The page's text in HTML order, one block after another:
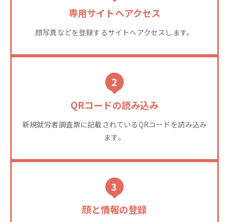
専用サイトへアクセス
顔写真などを登録するサイトへアクセスします。
2
QRコードの読み込み
新規就労者調査票に記載されているQRコードを読み込み
ます。
3
顔と情報の登録